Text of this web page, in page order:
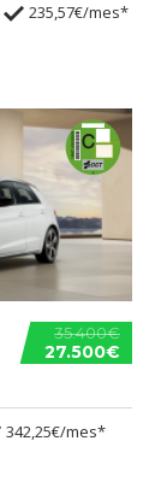
235,57€/mes*
35.400€
27.500€
342,25€/mes*